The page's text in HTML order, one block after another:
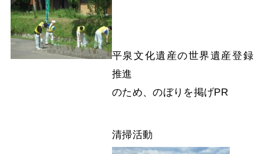
平泉文化遺産の世界遺産登録
推進
のため、のぼりを掲げPR
清掃活動